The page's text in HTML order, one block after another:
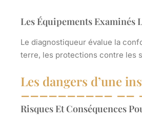
Les Équipements Examinés
Le diagnostiqueur évalue la
terre, les protections contre les
Les dangers d’une
Risques Et Conséquences